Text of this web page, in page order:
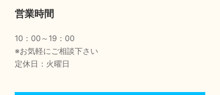
営業時間
10：00～19：00
※お気軽にご相談下さい
定休日：火曜日